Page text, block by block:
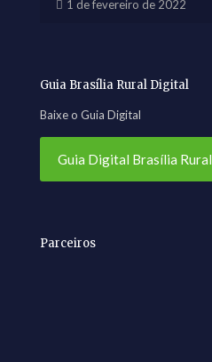
1 de fevereiro de 2022
Guia Brasília Rural Digital
Baixe o Guia Digital
Guia Digital Brasília Rural
Parceiros